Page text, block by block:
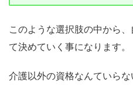
このような選択肢の中から
て決めていく事になります。
介護以外の資格なんていら